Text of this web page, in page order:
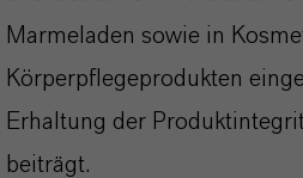
Marmeladen sowie in
Körperpflegeprodukten
Erhaltung der
beiträgt.